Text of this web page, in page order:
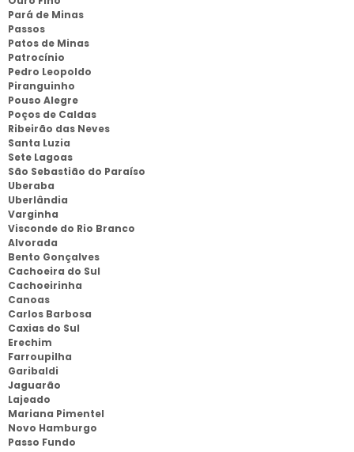
Pará de Minas
Passos
Patos de Minas
Patrocínio
Pedro Leopoldo
Piranguinho
Pouso Alegre
Poços de Caldas
Ribeirão das Neves
Santa Luzia
Sete Lagoas
São Sebastião do Paraíso
Uberaba
Uberlândia
Varginha
Visconde do Rio Branco
Alvorada
Bento Gonçalves
Cachoeira do Sul
Cachoeirinha
Canoas
Carlos Barbosa
Caxias do Sul
Erechim
Farroupilha
Garibaldi
Jaguarão
Lajeado
Mariana Pimentel
Novo Hamburgo
Passo Fundo